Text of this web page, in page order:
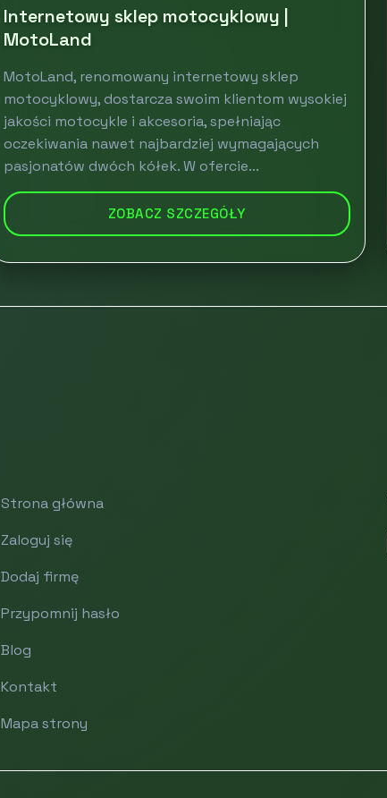
Internetowy sklep motocyklowy |
MotoLand
MotoLand, renomowany internetowy sklep
motocyklowy, dostarcza swoim klientom wysokiej
jakości motocykle i akcesoria, spełniając
oczekiwania nawet najbardziej wymagających
pasjonatów dwóch kółek. W ofercie...
ZOBACZ SZCZEGÓŁY
Strona główna
Zaloguj się
Dodaj firmę
Przypomnij hasło
Blog
Kontakt
Mapa strony